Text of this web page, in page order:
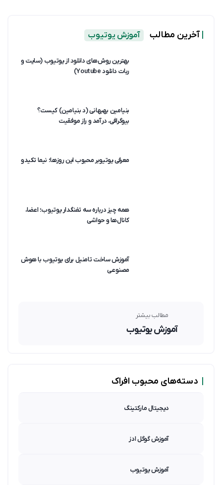
آخرین مطالب آموزش یوتیوب
بهترین روش‌های دانلود از یوتیوب (سایت و
ربات دانلود Youtube)
بنیامین بهبهانی (د بنیامین) کیست؟
بیوگرافی، درآمد و راز موفقیت
معرفی یوتیوبر محبوب این روزها؛ نیما تکیدو
همه چیز درباره سه تفنگدار یوتیوب؛ اعضا،
کانال‌ها و حواشی
آموزش ساخت تامنیل برای یوتیوب با هوش
مصنوعی
مطالب بیشتر
آموزش یوتیوب
دسته‌های محبوب افراک
دیجیتال مارکتینگ
آموزش گوگل ادز
آموزش یوتیوب